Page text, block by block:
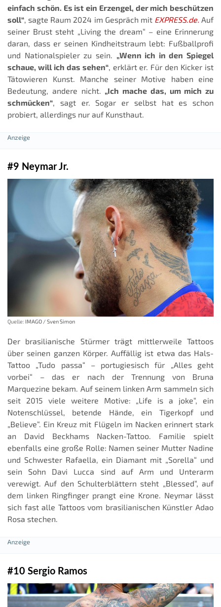
einfach schön. Es ist ein Erzengel, der mich beschützen
soll“, sagte Raum 2024 im Gespräch mit EXPRESS.de. Auf
seiner Brust steht „Living the dream“ – eine Erinnerung
daran, dass er seinen Kindheitstraum lebt: Fußballprofi
und Nationalspieler zu sein. „Wenn ich in den Spiegel
schaue, will ich das sehen“, erklärt er. Für den Kicker ist
Tätowieren Kunst. Manche seiner Motive haben eine
Bedeutung, andere nicht. „Ich mache das, um mich zu
schmücken“, sagt er. Sogar er selbst hat es schon
probiert, allerdings nur auf Kunsthaut.
#9 Neymar Jr.
Quelle: IMAGO / Sven Simon
Der brasilianische Stürmer trägt mittlerweile Tattoos
über seinen ganzen Körper. Auffällig ist etwa das Hals-
Tattoo „Tudo passa“ – portugiesisch für „Alles geht
vorbei“ – das er nach der Trennung von Bruna
Marquezine bekam. Auf seinem linken Arm sammeln sich
seit 2015 viele weitere Motive: „Life is a joke“, ein
Notenschlüssel, betende Hände, ein Tigerkopf und
„Believe“. Ein Kreuz mit Flügeln im Nacken erinnert stark
an David Beckhams Nacken-Tattoo. Familie spielt
ebenfalls eine große Rolle: Namen seiner Mutter Nadine
und Schwester Rafaella, ein Diamant mit „Sorella“ und
sein Sohn Davi Lucca sind auf Arm und Unterarm
verewigt. Auf den Schulterblättern steht „Blessed“, auf
dem linken Ringfinger prangt eine Krone. Neymar lässt
sich fast alle Tattoos vom brasilianischen Künstler Adao
Rosa stechen.
#10 Sergio Ramos